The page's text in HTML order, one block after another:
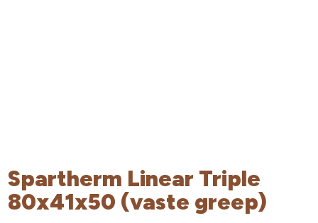
Spartherm Linear Triple
80x41x50 (vaste greep)